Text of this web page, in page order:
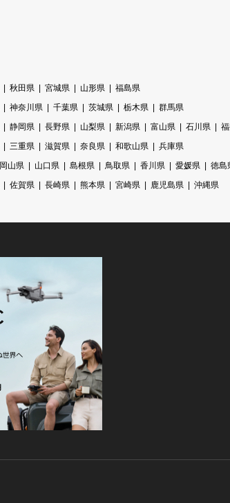
秋田県 宮城県 山形県
福島県
神奈川県 千葉県 茨城県 栃木県
群馬県
静岡県 長野県 山梨県 新潟県 富山県 石川県
三重県 滋賀県 奈良県 和歌山県
兵庫県
岡山県 山口県 島根県 鳥取県 香川県 愛媛県 徳島
佐賀県 長崎県 熊本県 宮崎県 鹿児島県 沖縄県